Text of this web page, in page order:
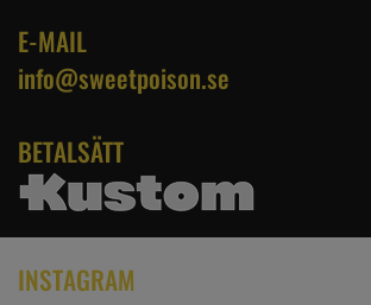
E-MAIL
info@sweetpoison.se
BETALSÄTT
INSTAGRAM